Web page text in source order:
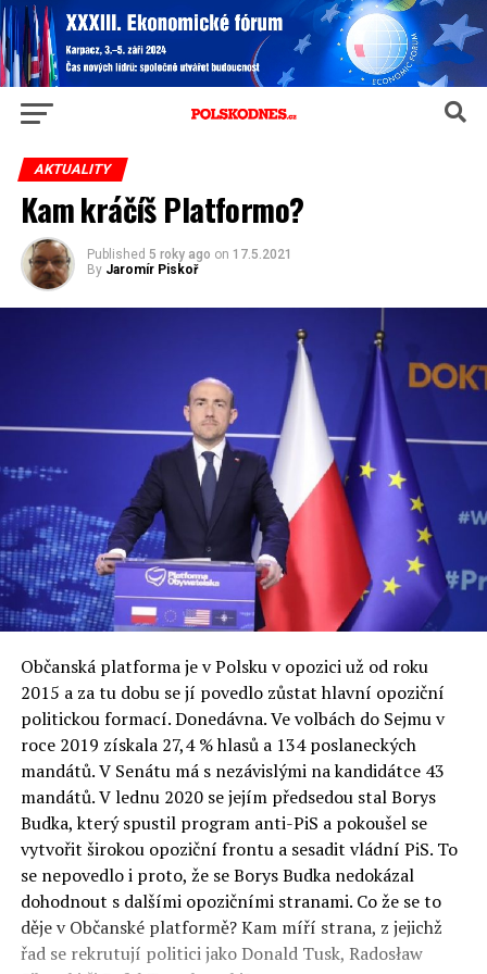
AKTUALITY
Kam kráčíš Platformo?
Published 5 roky ago on 17.5.2021
By Jaromír Piskoř
Občanská platforma je v Polsku v opozici už od roku
2015 a za tu dobu se jí povedlo zůstat hlavní opoziční
politickou formací. Donedávna. Ve volbách do Sejmu v
roce 2019 získala 27,4 % hlasů a 134 poslaneckých
mandátů. V Senátu má s nezávislými na kandidátce 43
mandátů. V lednu 2020 se jejím předsedou stal Borys
Budka, který spustil program anti-PiS a pokoušel se
vytvořit širokou opoziční frontu a sesadit vládní PiS. To
se nepovedlo i proto, že se Borys Budka nedokázal
dohodnout s dalšími opozičními stranami. Co že se to
děje v Občanské platformě? Kam míří strana, z jejichž
řad se rekrutují politici jako Donald Tusk, Radosław